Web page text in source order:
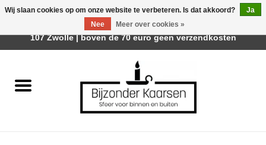
Räder Design Stories
Wij slaan cookies op om onze website te verbeteren. Is dat akkoord?
Ja
Nee
Meer over cookies »
Afhalen is mogelijk bij Trotz Woon & Cadeau | Belvederelaan
107 Zwolle | boven de 70 euro geen verzendkosten